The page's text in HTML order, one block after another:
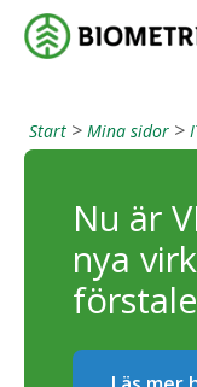
Start Mina sidor
Nu är
nya